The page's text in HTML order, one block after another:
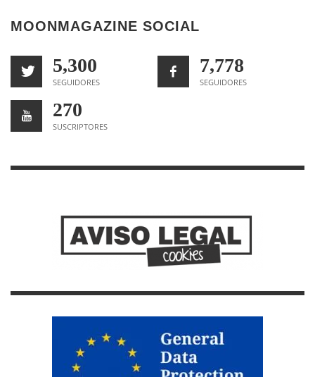
MOONMAGAZINE SOCIAL
5,300
SEGUIDORES
7,778
SEGUIDORES
270
SUSCRIPTORES